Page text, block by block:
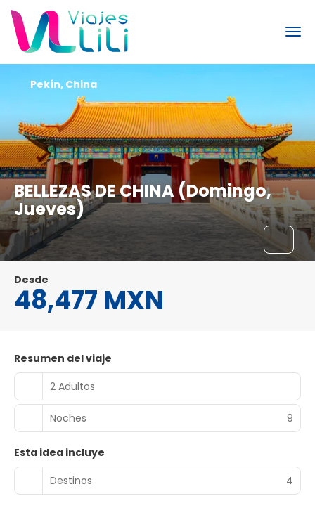
BELLEZAS DE CHINA (Domingo,
Jueves)
Pekín, China
Desde
48,477 MXN
Resumen del viaje
2 Adultos
Noches 9
Esta idea incluye
Destinos
4